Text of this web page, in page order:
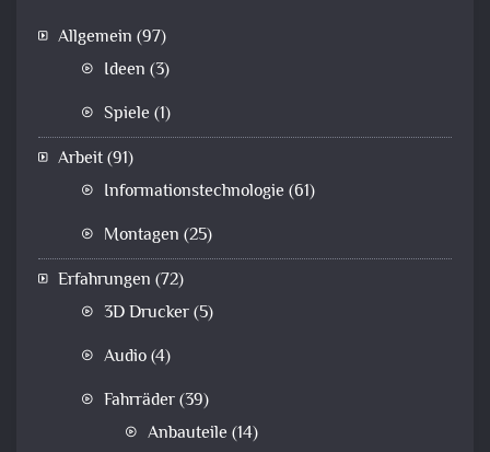
Allgemein (97)
Ideen (3)
Spiele (1)
Arbeit(91)
Informationstechnologie (61)
Montagen (25)
Erfahrungen (72)
3D Drucker(5)
Audio(4)
Fahrräder(39)
Anbauteile (14)